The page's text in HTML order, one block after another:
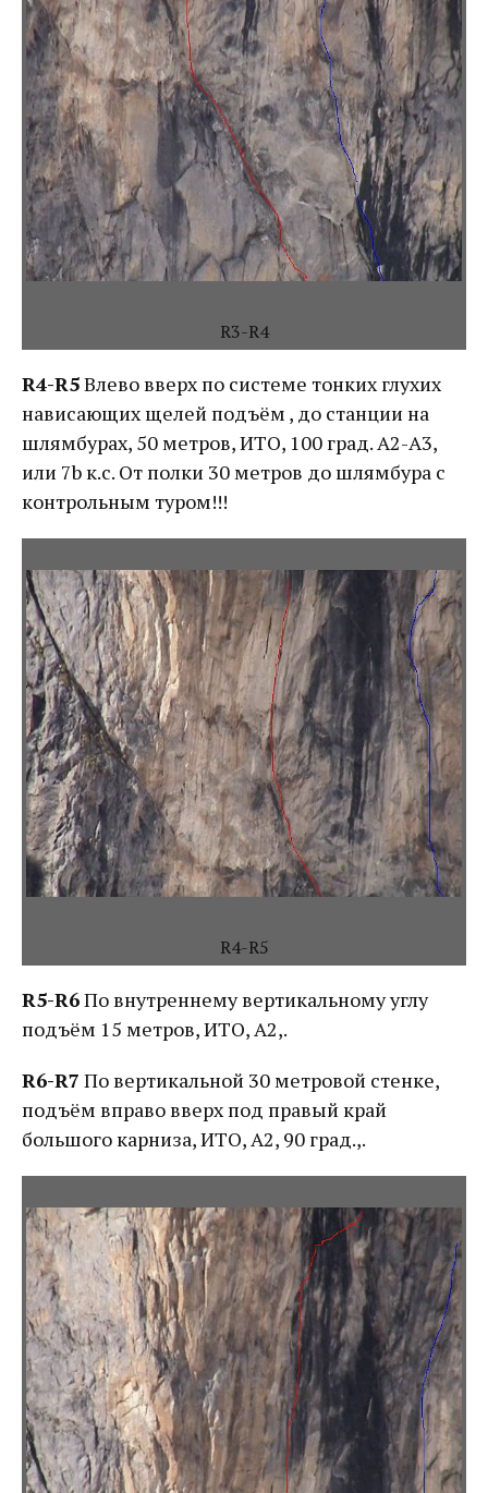
R3-R4
R4-R5Влево вверх по системе тонких глухих
нависающих щелей подъём , до станции на
шлямбурах, 50 метров, ИТО, 100 град. А2-А3,
или 7b к.с. От полки 30 метров до шлямбура с
контрольным туром!!!
R4-R5
R5-R6По внутреннему вертикальному углу
подъём 15 метров, ИТО, А2,.
R6-R7 По вертикальной 30 метровой стенке,
подъём вправо вверх под правый край
большого карниза, ИТО, А2, 90 град.,.